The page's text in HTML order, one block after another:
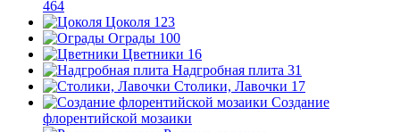
464
Цоколя 123
Ограды 100
Цветники 16
Надгробная плита 31
Столики, Лавочки 17
Создание
флорентийской мозаики